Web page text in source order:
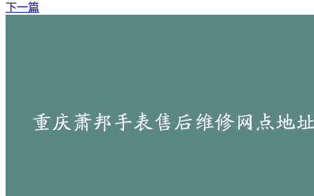
下一篇